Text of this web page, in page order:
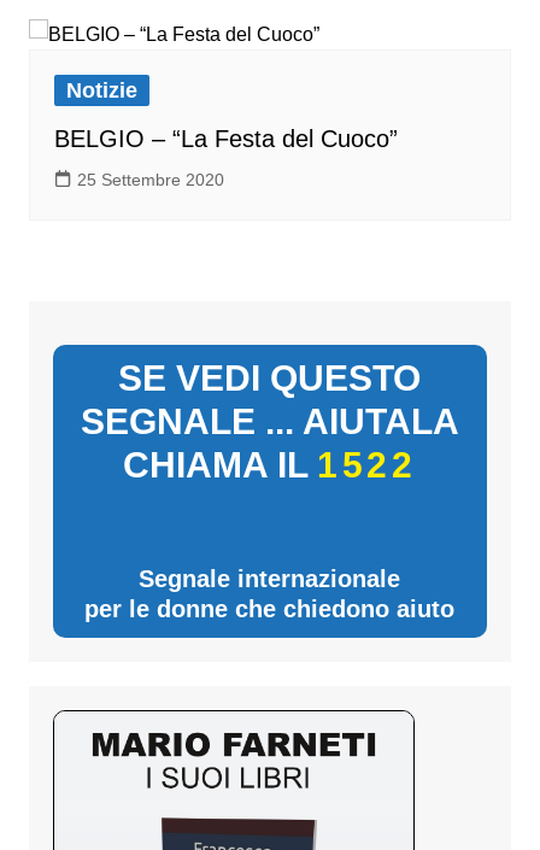
Notizie
BELGIO – “La Festa del Cuoco”
25 Settembre 2020
SE VEDI QUESTO
SEGNALE ... AIUTALA
CHIAMA IL 1522
Segnale internazionale
per le donne che chiedono aiuto